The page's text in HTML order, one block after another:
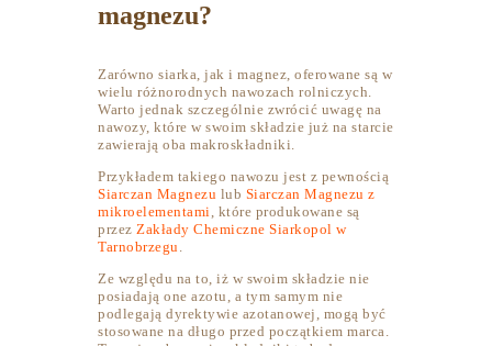
magnezu?
Zarówno siarka, jak i magnez, oferowane są w
wielu różnorodnych nawozach rolniczych.
Warto jednak szczególnie zwrócić uwagę na
nawozy, które w swoim składzie już na starcie
zawierają oba makroskładniki.
Przykładem takiego nawozu jest z pewnością
Siarczan Magnezu lub Siarczan Magnezu z
mikroelementami, które produkowane są
przez Zakłady Chemiczne Siarkopol w
Tarnobrzegu.
Ze względu na to, iż w swoim składzie nie
posiadają one azotu, a tym samym nie
podlegają dyrektywie azotanowej, mogą być
stosowane na długo przed początkiem marca.